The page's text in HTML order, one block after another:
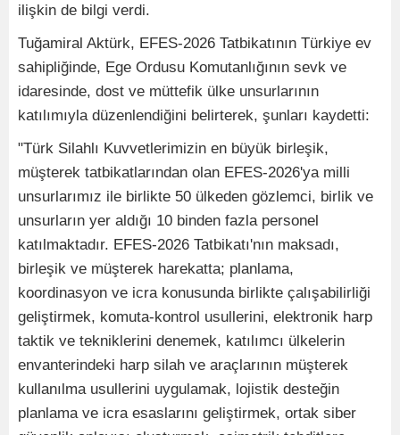
ilişkin de bilgi verdi.
Tuğamiral Aktürk, EFES-2026 Tatbikatının Türkiye ev
sahipliğinde, Ege Ordusu Komutanlığının sevk ve
idaresinde, dost ve müttefik ülke unsurlarının
katılımıyla düzenlendiğini belirterek, şunları kaydetti:
"Türk Silahlı Kuvvetlerimizin en büyük birleşik,
müşterek tatbikatlarından olan EFES-2026'ya milli
unsurlarımız ile birlikte 50 ülkeden gözlemci, birlik ve
unsurların yer aldığı 10 binden fazla personel
katılmaktadır. EFES-2026 Tatbikatı'nın maksadı,
birleşik ve müşterek harekatta; planlama,
koordinasyon ve icra konusunda birlikte çalışabilirliği
geliştirmek, komuta-kontrol usullerini, elektronik harp
taktik ve tekniklerini denemek, katılımcı ülkelerin
envanterindeki harp silah ve araçlarının müşterek
kullanılma usullerini uygulamak, lojistik desteğin
planlama ve icra esaslarını geliştirmek, ortak siber